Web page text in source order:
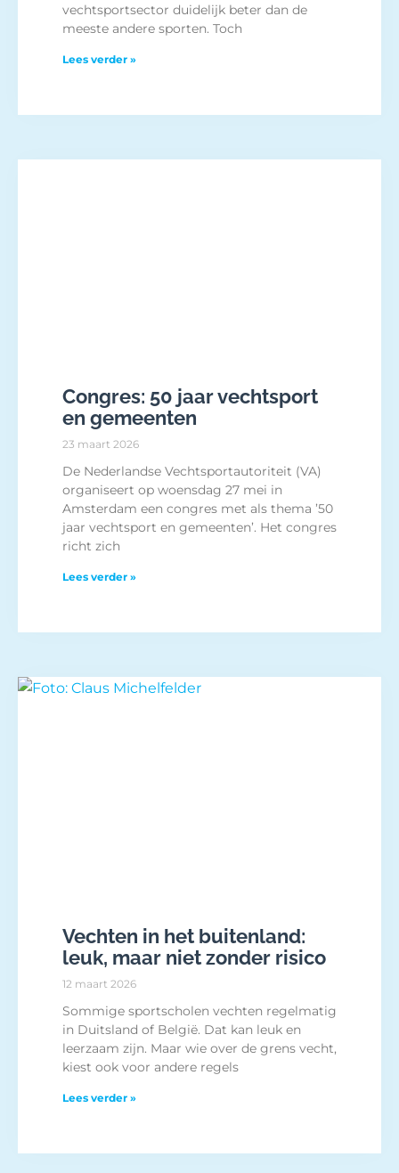
vechtsportsector duidelijk beter dan de
meeste andere sporten. Toch
Lees verder »
Congres: 50 jaar vechtsport
en gemeenten
23 maart 2026
De Nederlandse Vechtsportautoriteit (VA)
organiseert op woensdag 27 mei in
Amsterdam een congres met als thema ’50
jaar vechtsport en gemeenten’. Het congres
richt zich
Lees verder »
Vechten in het buitenland:
leuk, maar niet zonder risico
12 maart 2026
Sommige sportscholen vechten regelmatig
in Duitsland of België. Dat kan leuk en
leerzaam zijn. Maar wie over de grens vecht,
kiest ook voor andere regels
Lees verder »